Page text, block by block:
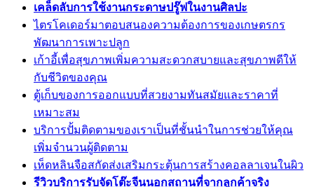
เคล็ดลับการใช้งานกระดาษปรู๊ฟในงานศิลปะ
ไตรโคเดอร์มาตอบสนองความต้องการของเกษตรกร
พัฒนาการเพาะปลูก
เก้าอี้เพื่อสุขภาพเพิ่มความสะดวกสบายและสุขภาพดีให้
กับชีวิตของคุณ
ตู้เก็บของการออกแบบที่สวยงามทันสมัยและราคาที่
เหมาะสม
บริการปั้มติดตามของเราเป็นที่ชั้นนำในการช่วยให้คุณ
เพิ่มจำนวนผู้ติดตาม
เห็ดหลินจือสกัดส่งเสริมกระตุ้นการสร้างคอลลาเจนในผิว
รีวิวบริการรับจัดโต๊ะจีนนอกสถานที่จากลูกค้าจริง